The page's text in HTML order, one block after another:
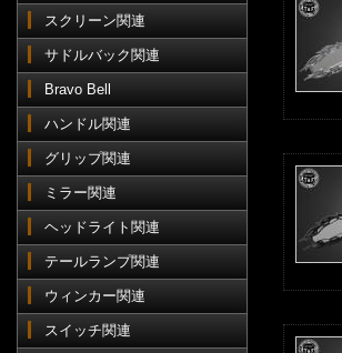
スクリーン関連
サドルバック関連
Bravo Bell
ハンドル関連
グリップ関連
ミラー関連
ヘッドライト関連
テールランプ関連
ウィンカー関連
スイッチ関連